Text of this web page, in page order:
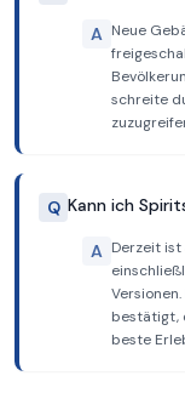
A Neue
schreite
Q Kann ich
A Derzeit
bestätigt,
beste